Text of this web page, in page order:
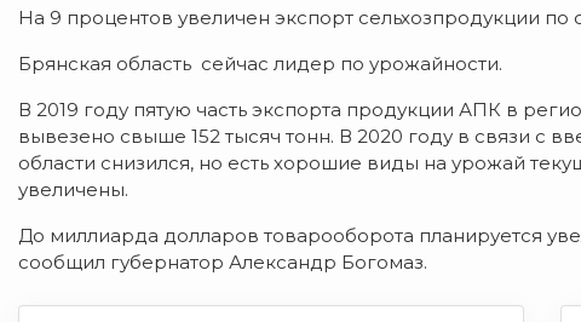
На 9 процентов увеличен экспорт сельхозпродукции
Брянская область сейчас лидер по урожайности.
В 2019 году пятую часть экспорта продукции АПК в
вывезено свыше 152 тысяч тонн. В 2020 году в связи с
области снизился, но есть хорошие виды на урожай
увеличены.
До миллиарда долларов товарооборота планируется
сообщил губернатор Александр Богомаз.